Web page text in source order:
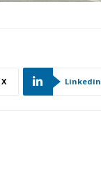
X Linkedin